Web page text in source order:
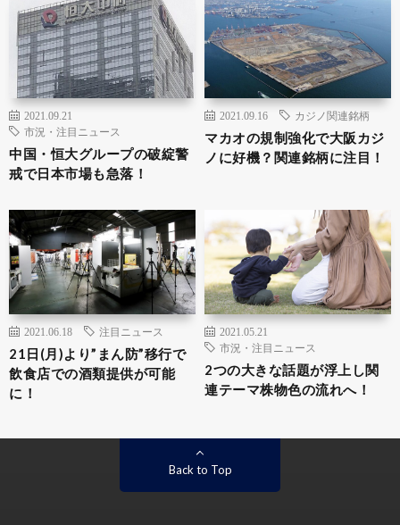
2021.09.21
市況・注目ニュース
中国・恒大グループの破綻警
戒で日本市場も急落！
2021.09.16 カジノ関連銘柄
マカオの規制強化で大阪カジ
ノに好機？関連銘柄に注目！
2021.06.18 注目ニュース
21日(月)より”まん防”移行で
飲食店での酒類提供が可能
に！
2021.05.21
市況・注目ニュース
2つの大きな話題が浮上し関
連テーマ株物色の流れへ！
Back to Top